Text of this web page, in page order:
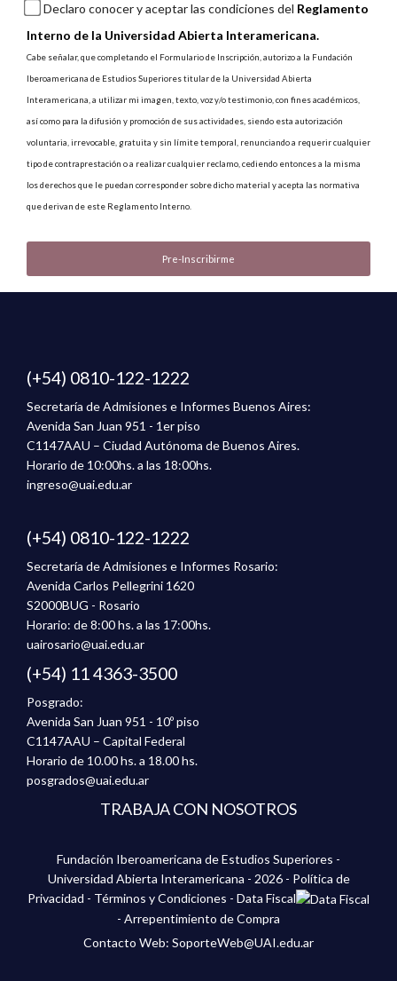
Declaro conocer y aceptar las condiciones del Reglamento
Interno de la Universidad Abierta Interamericana.
Cabe señalar, que completando el Formulario de Inscripción, autorizo a la Fundación
Iberoamericana de Estudios Superiores titular de la Universidad Abierta
Interamericana, a utilizar mi imagen, texto, voz y/o testimonio, con fines académicos,
así como para la difusión y promoción de sus actividades, siendo esta autorización
voluntaria, irrevocable, gratuita y sin límite temporal, renunciando a requerir cualquier
tipo de contraprestación o a realizar cualquier reclamo, cediendo entonces a la misma
los derechos que le puedan corresponder sobre dicho material y acepta las normativa
que derivan de este Reglamento Interno.
(+54) 0810-122-1222
Secretaría de Admisiones e Informes Buenos Aires:
Avenida San Juan 951 - 1er piso
C1147AAU – Ciudad Autónoma de Buenos Aires.
Horario de 10:00hs. a las 18:00hs.
ingreso@uai.edu.ar
(+54) 0810-122-1222
Secretaría de Admisiones e Informes Rosario:
Avenida Carlos Pellegrini 1620
S2000BUG - Rosario
Horario: de 8:00 hs. a las 17:00hs.
uairosario@uai.edu.ar
(+54) 11 4363-3500
Posgrado:
Avenida San Juan 951 - 10º piso
C1147AAU – Capital Federal
Horario de 10.00 hs. a 18.00 hs.
posgrados@uai.edu.ar
TRABAJA CON NOSOTROS
Fundación Iberoamericana de Estudios Superiores -
Universidad Abierta Interamericana - 2026 - Política de
Privacidad - Términos y Condiciones - Data Fiscal
- Arrepentimiento de Compra
Contacto Web: SoporteWeb@UAI.edu.ar